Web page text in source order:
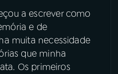
a escrever como
e de
muita necessidade
que minha
Os primeiros